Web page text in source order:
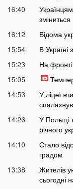
16:40
зміниться
16:12
Відома
15:54
В Україні
15:23
На фронті
15:05
14:53
У ліцеї
14:26
У Польщі
річного
14:10
Стало
градом
13:38
Жителів
сьогодні